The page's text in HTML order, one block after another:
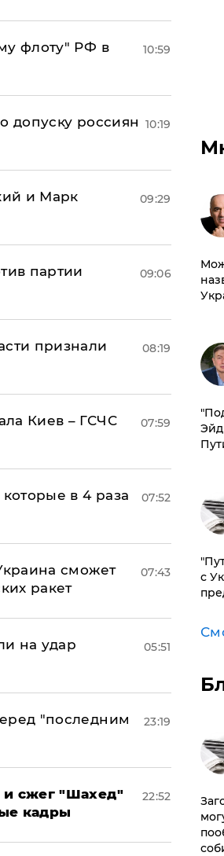
флоту" РФ в
10:59
допуску россиян 10:19
и Марк
09:29
партии
09:06
признали
08:19
Киев – ГСЧС
07:59
в 4 раза
07:52
сможет
ракет
07:43
на удар
05:51
"последним
23:19
и сжег "Шахед"
кадры
22:52
с